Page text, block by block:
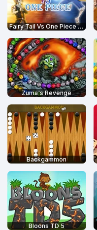
Fairy Tail Vs One Piece 2.0
Zuma's Revenge
Backgammon
Bloons TD 5